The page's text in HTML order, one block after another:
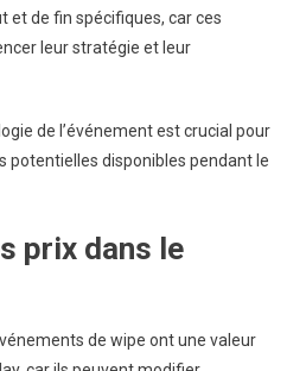
et de fin spécifiques, car ces
leur stratégie et leur
de l’événement est crucial pour
potentielles disponibles pendant le
prix dans le
de wipe ont une valeur